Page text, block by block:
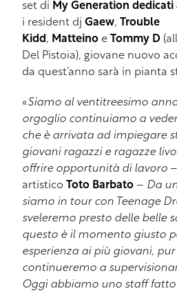
set di My Generation dedicati
i resident dj Gaew,
Trouble
Kidd , Matteino e Tommy D
Del Pistoia), giovane nuovo
da quest’anno sarà in pianta
«Siamo al ventitreesimo
orgoglio continuiamo a
che è arrivata ad impiegare
giovani ragazzi e ragazze
offrire opportunità di lavoro
artistico
Toto Barbato – Da
siamo in tour con Teenage
sveleremo presto delle belle
questo è il momento giusto
esperienza ai più giovani,
continueremo a
Oggi abbiamo uno staff